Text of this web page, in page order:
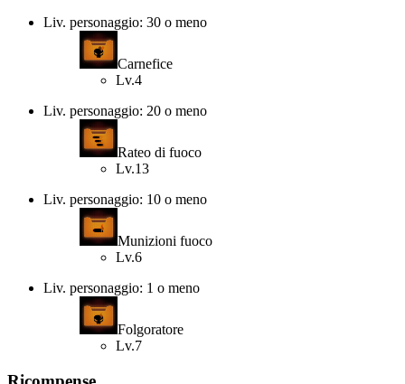
Liv. personaggio: 30 o meno
Carnefice
Lv.4
Liv. personaggio: 20 o meno
Rateo di fuoco
Lv.13
Liv. personaggio: 10 o meno
Munizioni fuoco
Lv.6
Liv. personaggio: 1 o meno
Folgoratore
Lv.7